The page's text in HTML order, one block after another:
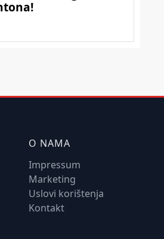
O NAMA
Impressum
Marketing
Uslovi korištenja
Kontakt